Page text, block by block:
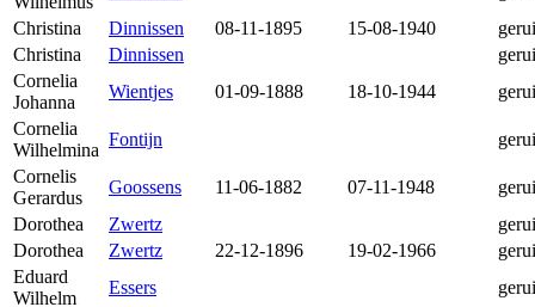
Christina
Dinnissen 08-11-1895 15-08-1940
Christina
Dinnissen
Cornelia
Johanna
Wientjes 01-09-1888 18-10-1944
Cornelia
Wilhelmina
Fontijn
Cornelis
Gerardus
Goossens 11-06-1882 07-11-1948
Dorothea
Zwertz
Dorothea
Zwertz 22-12-1896 19-02-1966
Eduard
Wilhelm
Essers